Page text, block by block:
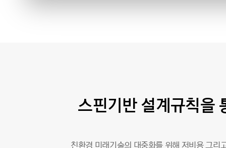
스핀기반 설계규칙을
친환경 미래기술의 대중화를 위해 저비용 그